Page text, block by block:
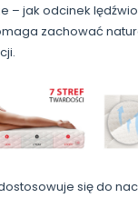
– jak odcinek
zachować
się do